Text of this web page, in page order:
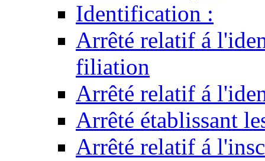
Identification :
Arrêté relatif á
filiation
Arrêté relatif á
Arrêté établissant
Arrêté relatif á